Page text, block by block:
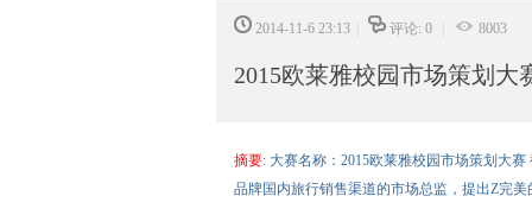
› › › ›
2014-11-6 23:13 评论: 0 8003
2015欧莱雅校园市场策划大
摘要: 大赛名称：2015欧莱雅校园市场策划大
品牌国内旅行销售渠道的市场总监，提出Z完